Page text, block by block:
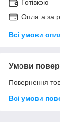
Готівкою
Оплата за
Всі умови
Умови
Повернення
Всі умови